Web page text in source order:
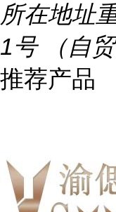
所在地址
1号 （自贸
推荐产品